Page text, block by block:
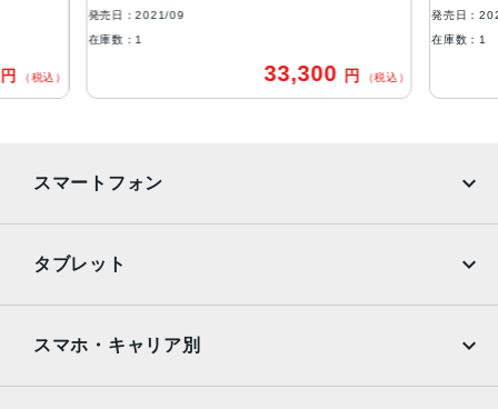
IEC規格60529にもとづくIP68等級（最大水深6メートルで
最大30分間）
ームアウト最大5倍のデジタルズーム
生体認証
TrueDepthカメラによる顔認識の有効化
発売日
円 （税込）
発売日：2021/09
在庫数：1
33,300 円 （税込）
発売日：
在庫数：1
スマートフォン
AQUOS
OPPO Android
タブレット
スマホ・キャリア別